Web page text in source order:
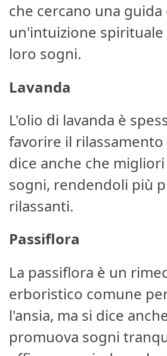
che cercano una guida
un'intuizione
loro sogni.
Lavanda
L'olio di lavanda è
favorire il rilassamento
dice anche che
sogni, rendendoli più
rilassanti.
Passiflora
La passiflora è un
erboristico comune
l'ansia, ma si dice
promuova sogni